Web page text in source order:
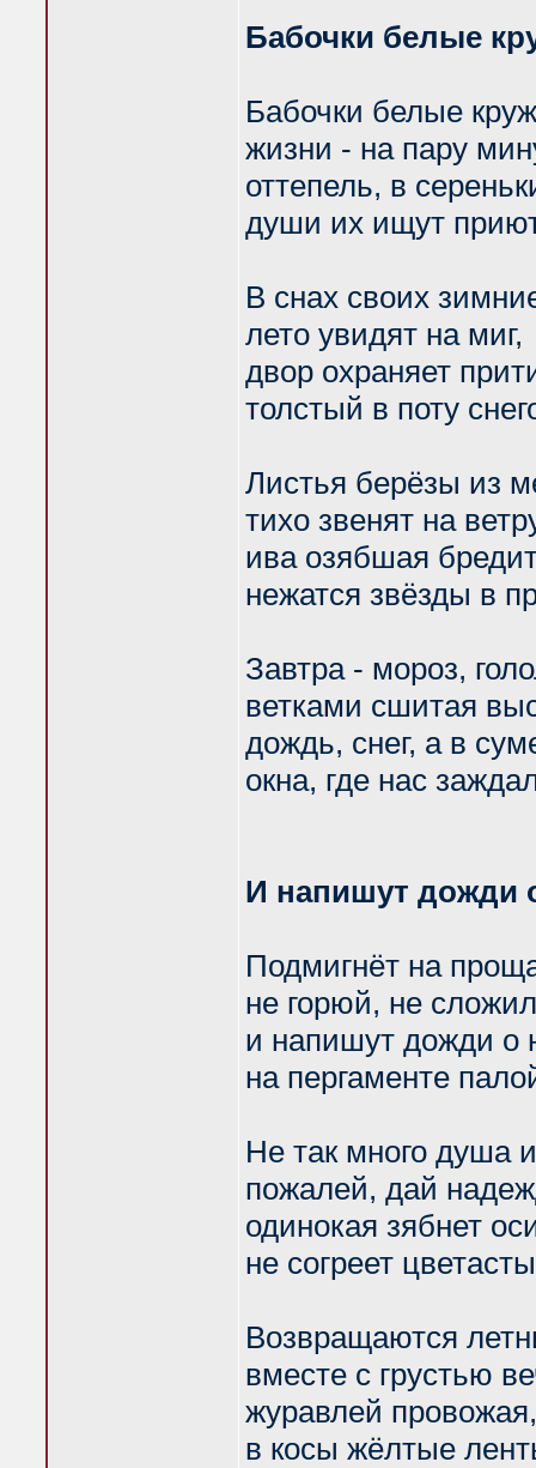
Бабочки белые
Бабочки белые
жизни - на пару
оттепель, в
души их ищут
В снах своих
лето увидят на миг,
двор охраняет
толстый в поту
Листья берёзы из
тихо звенят на
ива озябшая
нежатся звёзды в
Завтра - мороз,
ветками сшитая
дождь, снег, а в
окна, где нас
И напишут дожди
Подмигнёт на
не горюй, не
и напишут дожди о
на пергаменте
Не так много душа
пожалей, дай
одинокая зябнет
не согреет
Возвращаются
вместе с грустью
журавлей
в косы жёлтые